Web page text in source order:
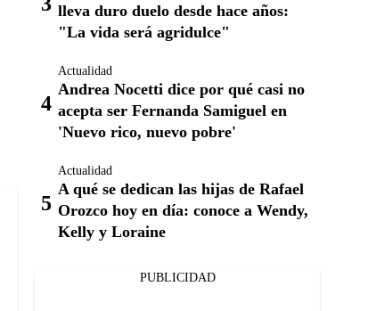
lleva duro duelo desde hace años:
"La vida será agridulce"
Actualidad
Andrea Nocetti dice por qué casi no
acepta ser Fernanda Samiguel en
'Nuevo rico, nuevo pobre'
Actualidad
A qué se dedican las hijas de Rafael
Orozco hoy en día: conoce a Wendy,
Kelly y Loraine
PUBLICIDAD